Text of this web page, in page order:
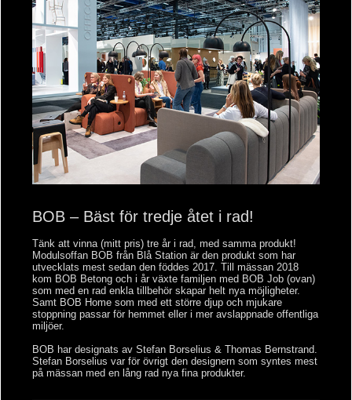
BOB – Bäst för tredje åtet i rad!
Tänk att vinna (mitt pris) tre år i rad, med samma produkt!
Modulsoffan BOB från Blå Station är den produkt som har
utvecklats mest sedan den föddes 2017. Till mässan 2018
kom BOB Betong och i år växte familjen med BOB Job (ovan)
som med en rad enkla tillbehör skapar helt nya möjligheter.
Samt BOB Home som med ett större djup och mjukare
stoppning passar för hemmet eller i mer avslappnade offentliga
miljöer.
BOB har designats av Stefan Borselius & Thomas Bernstrand.
Stefan Borselius var för övrigt den designern som syntes mest
på mässan med en lång rad nya fina produkter.